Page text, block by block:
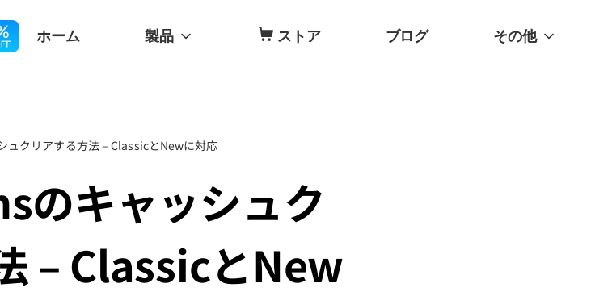
ホーム 製品 ストア ブログ その他
ュクリアする方法 – ClassicとNewに対応
のキャッシュク
– ClassicとNew